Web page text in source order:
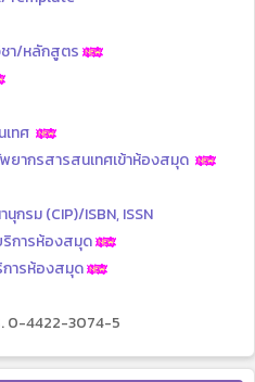
ชา/หลักสูตร
ทศ
ยากรสารสนเทศเข้าห้องสมุด
รม (CIP)/ISBN, ISSN
การห้องสมุด
การห้องสมุด
0-4422-3074-5